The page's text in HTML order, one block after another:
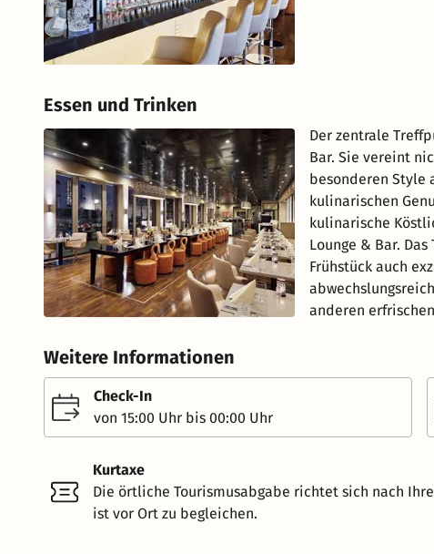
Essen und Trinken
Der zentrale
Bar. Sie vereint
besonderen Style
kulinarischen
kulinarische
Lounge & Bar.
Frühstück auch
anderen
Weitere Informationen
Check-In
von 15:00 Uhr bis 00:00 Uhr
Kurtaxe
Die örtliche Tourismusabgabe richtet sich nach
ist vor Ort zu begleichen.